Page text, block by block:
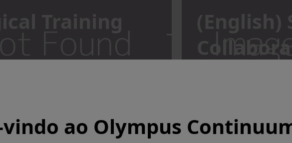
Training
dedicated to develop
support training groups to
create opportunities for
succeed through skill
sharing.
(English)
organizations
common goal to
experience,
diverse training
vindo ao Olympus